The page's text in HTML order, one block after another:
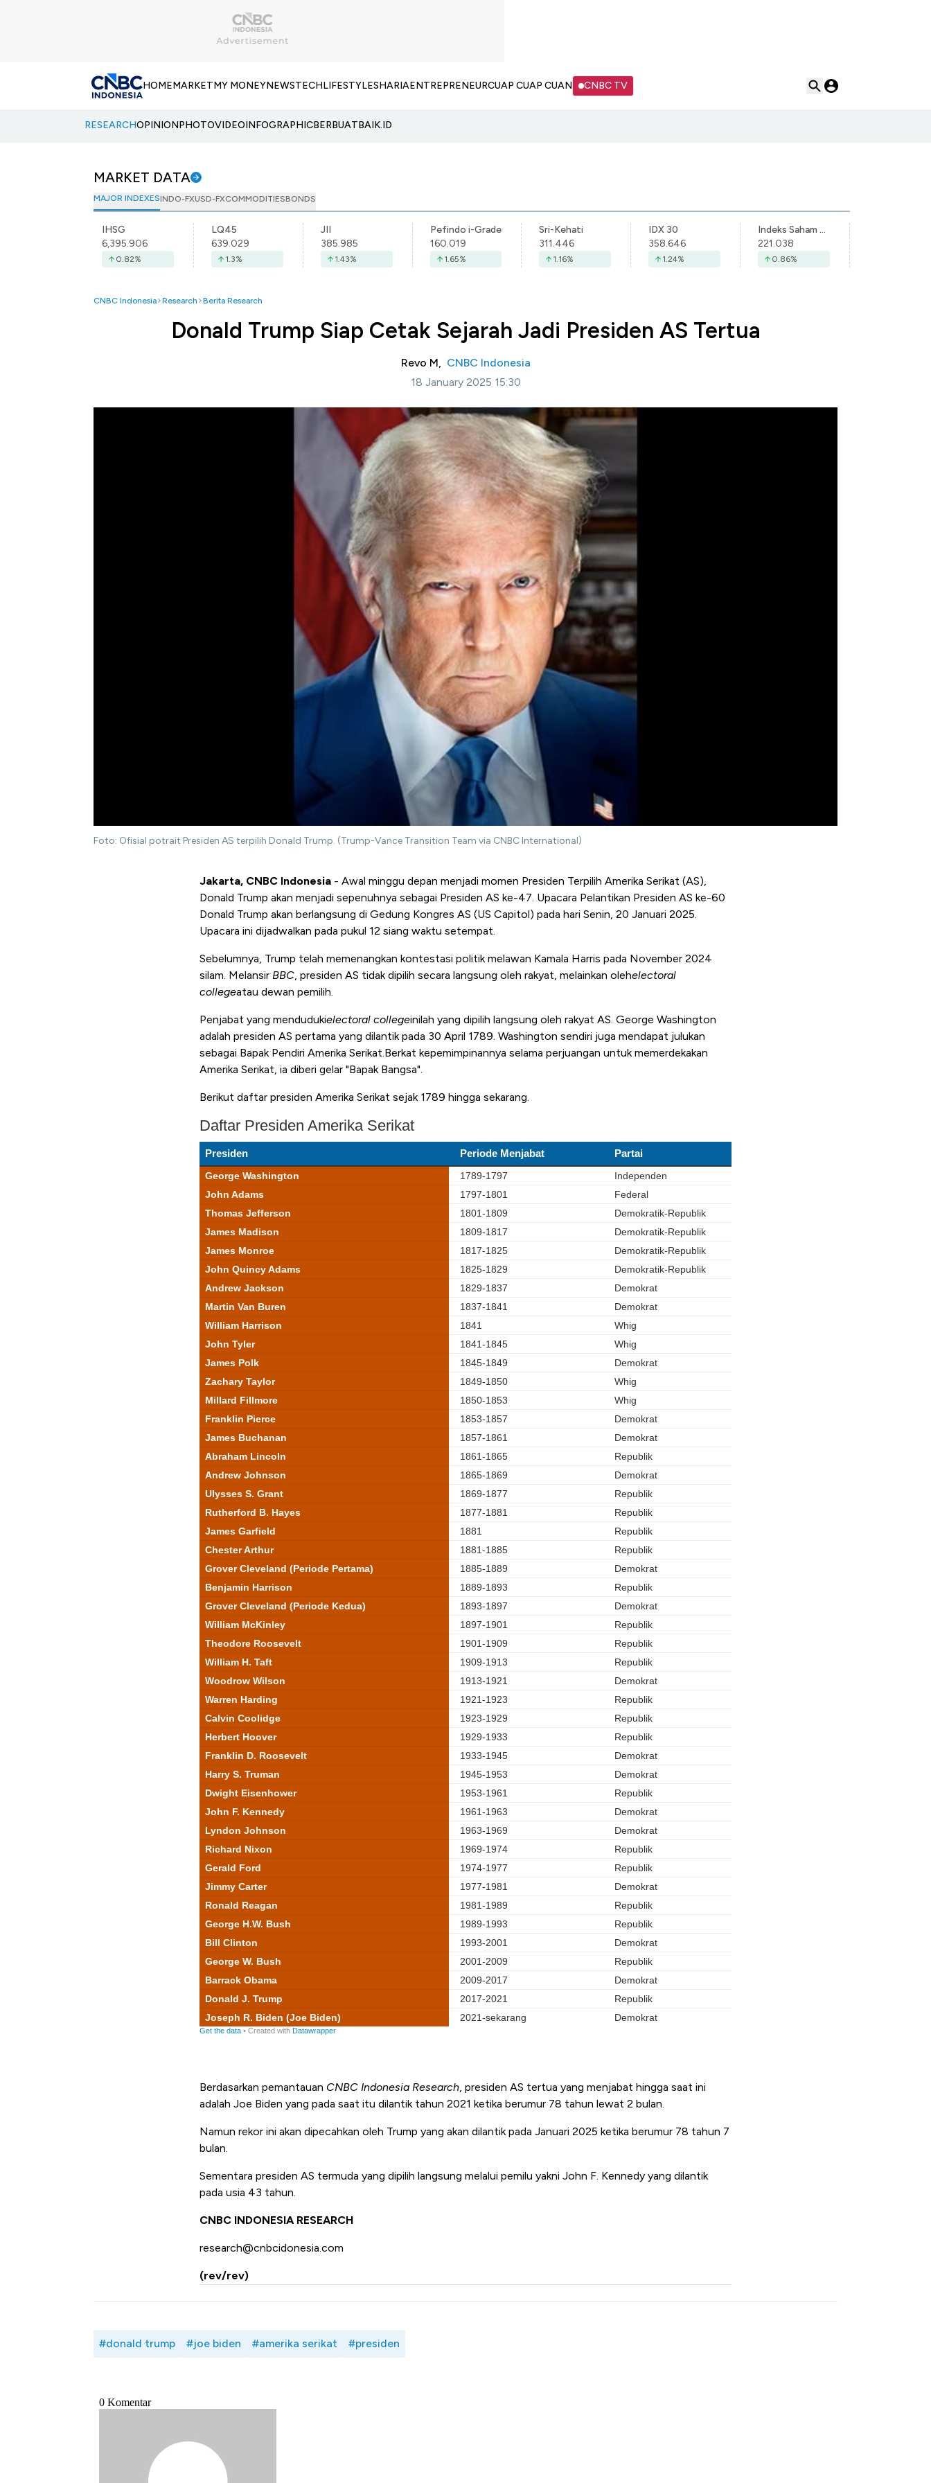
HOMEMARKETMY MONEYNEWSTECHLIFESTYLESHARIAENTREPRENEURCUAP CUAP CUAN CNBC TV
RESEARCHOPINIONPHOTOVIDEOINFOGRAPHICBERBUATBAIK.ID
MARKET DATA
MAJOR INDEXESINDO-FXUSD-FXCOMMODITIESBONDS
IHSG
6,395.906
0.82%
LQ45
639.029
1.3%
JII
385.985
1.43%
Pefindo i-Grade
160.019
1.65%
Sri-Kehati
311.446
1.16%
IDX 30
358.646
1.24%
Indeks Saham Syariah Indonesia
221.038
0.86%
CNBC Indonesia Research Berita Research
Donald Trump Siap Cetak Sejarah Jadi Presiden AS Tertua
Revo M, CNBC Indonesia
18 January 2025 15:30
Foto: Ofisial potrait Presiden AS terpilih Donald Trump. (Trump-Vance Transition Team via CNBC International)
Jakarta, CNBC Indonesia - Awal minggu depan menjadi momen Presiden Terpilih Amerika Serikat (AS),
Donald Trump akan menjadi sepenuhnya sebagai Presiden AS ke-47. Upacara Pelantikan Presiden AS ke-60
Donald Trump akan berlangsung di Gedung Kongres AS (US Capitol) pada hari Senin, 20 Januari 2025.
Upacara ini dijadwalkan pada pukul 12 siang waktu setempat.
Sebelumnya, Trump telah memenangkan kontestasi politik melawan Kamala Harris pada November 2024
silam. Melansir BBC, presiden AS tidak dipilih secara langsung oleh rakyat, melainkan olehelectoral
collegeatau dewan pemilih.
Penjabat yang mendudukielectoral collegeinilah yang dipilih langsung oleh rakyat AS. George Washington
adalah presiden AS pertama yang dilantik pada 30 April 1789. Washington sendiri juga mendapat julukan
sebagai Bapak Pendiri Amerika Serikat.Berkat kepemimpinannya selama perjuangan untuk memerdekakan
Amerika Serikat, ia diberi gelar "Bapak Bangsa".
Berikut daftar presiden Amerika Serikat sejak 1789 hingga sekarang.
Berdasarkan pemantauan CNBC Indonesia Research, presiden AS tertua yang menjabat hingga saat ini
adalah Joe Biden yang pada saat itu dilantik tahun 2021 ketika berumur 78 tahun lewat 2 bulan.
Namun rekor ini akan dipecahkan oleh Trump yang akan dilantik pada Januari 2025 ketika berumur 78 tahun 7
bulan.
Sementara presiden AS termuda yang dipilih langsung melalui pemilu yakni John F. Kennedy yang dilantik
pada usia 43 tahun.
CNBC INDONESIA RESEARCH
research@cnbcidonesia.com
(rev/rev)
#donald trump #joe biden #amerika serikat #presiden